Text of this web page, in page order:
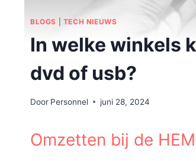
BLOGS TECH NIEUWS
In welke winkels
dvd of usb?
Door Personnel juni 28, 2024
Omzetten bij de